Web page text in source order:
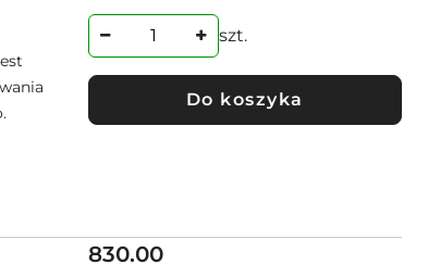
szt.
Do koszyka
Cena:
830.00